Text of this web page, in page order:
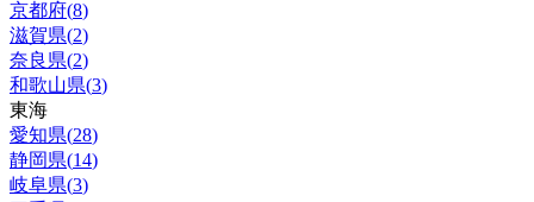
京都府(8)
滋賀県(2)
奈良県(2)
和歌山県(3)
東海
愛知県(28)
静岡県(14)
岐阜県(3)